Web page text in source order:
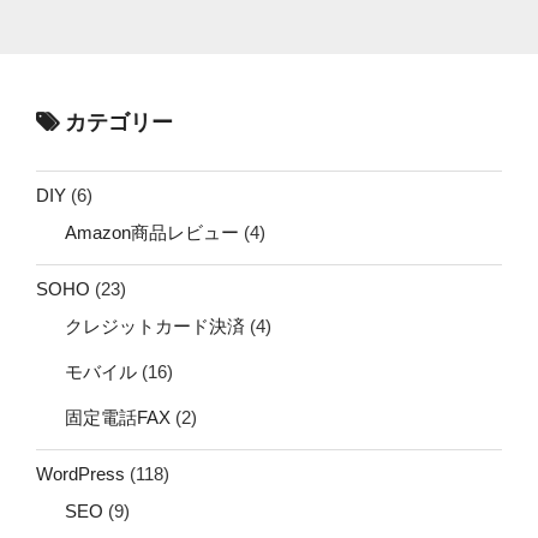
カテゴリー
DIY (6)
Amazon商品レビュー (4)
SOHO (23)
クレジットカード決済 (4)
モバイル (16)
固定電話FAX (2)
WordPress (118)
SEO (9)